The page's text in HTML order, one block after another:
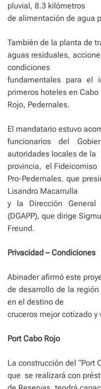
pluvial, 8.3 kilómetros
de alimentación de agua
También de la planta de
aguas residuales,
condiciones
fundamentales para el
primeros hoteles en Cabo
Rojo, Pedernales.
El mandatario estuvo
funcionarios del
autoridades locales de la
provincia, el Fideicomiso
Pro-Pedernales, que
Lisandro Macarrulla
y la Dirección General
(DGAPP), que dirige
Freund.
Privacidad – Condiciones
Abinader afirmó este
de desarrollo de la
en el destino de
cruceros mejor cotizado y
Port Cabo Rojo
La construcción del “Port
que se realizará con